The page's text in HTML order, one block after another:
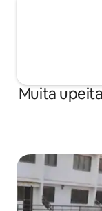
Muita